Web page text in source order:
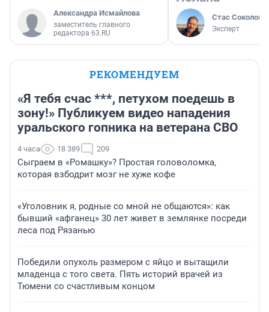
Александра Исмайлова
заместитель главного
редактора 63.RU
Стас Соколов
Эксперт
РЕКОМЕНДУЕМ
«Я тебя счас ***, петухом поедешь в
зону!» Публикуем видео нападения
уральского гопника на ветерана СВО
4 часа 18 389 209
Сыграем в «Ромашку»? Простая головоломка,
которая взбодрит мозг не хуже кофе
«Уголовник я, родные со мной не общаются»: как
бывший «афганец» 30 лет живет в землянке посреди
леса под Рязанью
Победили опухоль размером с яйцо и вытащили
младенца с того света. Пять историй врачей из
Тюмени со счастливым концом